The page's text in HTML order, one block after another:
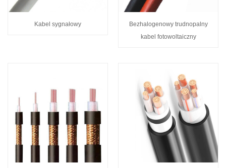
Kabel sygnałowy
Bezhalogenowy trudnopalny
kabel fotowoltaiczny